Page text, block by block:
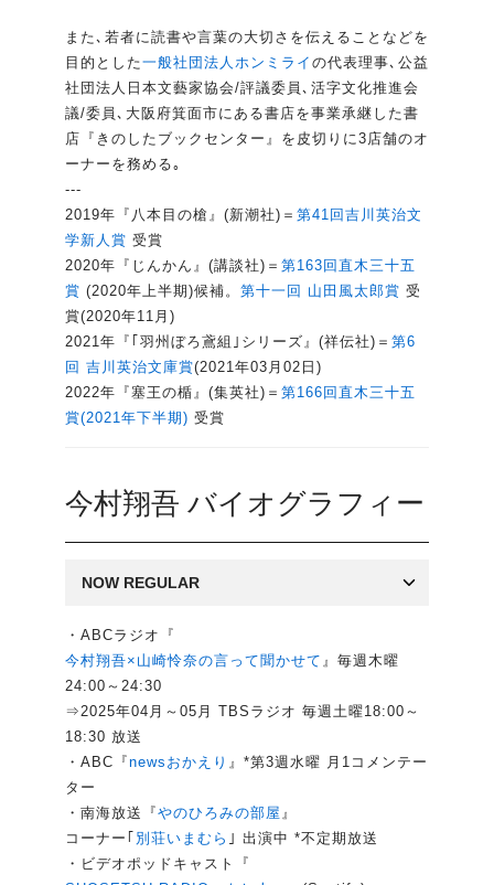
また､若者に読書や言葉の大切さを伝えることなどを
目的とした一般社団法人ホンミライ の代表理事､公益
社団法人日本文藝家協会/評議委員､活字文化推進会
議/委員､大阪府箕面市にある書店を事業承継した書
店『きのしたブックセンター』を皮切りに3店舗のオ
ーナーを務める｡
---
2019年『八本目の槍』(新潮社)＝ 第41回吉川英治文
学新人賞 受賞
2020年『じんかん』(講談社)＝ 第163回直木三十五
賞 (2020年上半期)候補。 第十一回 山田風太郎賞 受
賞(2020年11月)
2021年『｢羽州ぼろ鳶組｣シリーズ』(祥伝社)＝ 第6
回 吉川英治文庫賞(2021年03月02日)
2022年『塞王の楯』(集英社)＝ 第166回直木三十五
賞(2021年下半期) 受賞
今村翔吾 バイオグラフィー
NOW REGULAR
・ABCラジオ『
今村翔吾×山崎怜奈の言って聞かせて 』毎週木曜
24:00～24:30
⇒2025年04月～05月 TBSラジオ 毎週土曜18:00～
18:30 放送
・ABC『newsおかえり 』*第3週水曜 月1コメンテー
ター
・南海放送『やのひろみの部屋 』
コーナー｢ 別荘いまむら ｣ 出演中 *不定期放送
・ビデオポッドキャスト『